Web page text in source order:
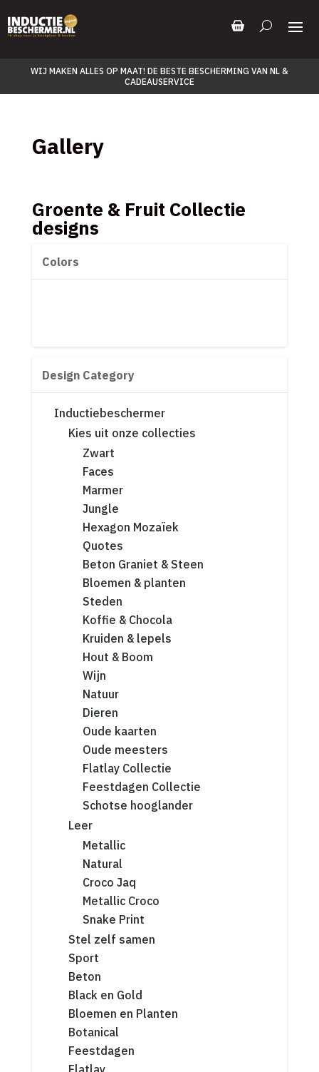
WIJ MAKEN ALLES OP MAAT! DE BESTE BESCHERMING VAN NL &
CADEAUSERVICE
Gallery
Groente & Fruit Collectie
designs
Colors
Design Category
Inductiebeschermer
Kies uit onze collecties
Zwart
Faces
Marmer
Jungle
Hexagon Mozaïek
Quotes
Beton Graniet & Steen
Bloemen & planten
Steden
Koffie & Chocola
Kruiden & lepels
Hout & Boom
Wijn
Natuur
Dieren
Oude kaarten
Oude meesters
Flatlay Collectie
Feestdagen Collectie
Schotse hooglander
Leer
Metallic
Natural
Croco Jaq
Metallic Croco
Snake Print
Stel zelf samen
Sport
Beton
Black en Gold
Bloemen en Planten
Botanical
Feestdagen